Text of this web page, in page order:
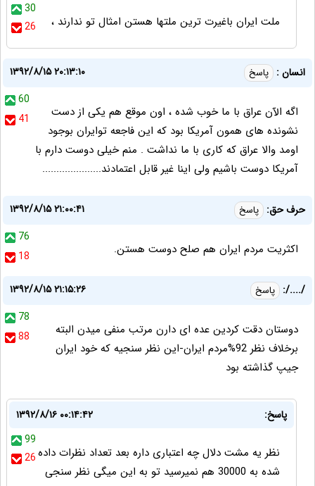
30
26
ملت ایران باغیرت ترین ملتها هستن امثال تو ندارند ،
انسان : پاسخ
۱۳۹۲/۸/۱۵ ۲۰:۱۳:۱۰
60
41
اگه الآن عراق با ما خوب شده ، اون موقع هم یکی از دست
نشونده های همون آمریکا بود که این فاجعه توایران بوجود
اومد والا عراق که کاری با ما نداشت . منم خیلی دوست دارم با
آمریکا دوست باشیم ولی اینا غیر قابل اعتمادند.....................
حرف حق: پاسخ
۱۳۹۲/۸/۱۵ ۲۱:۰۰:۴۱
76
18
اکثریت مردم ایران هم صلح دوست هستن.
/..../: پاسخ
۱۳۹۲/۸/۱۵ ۲۱:۱۵:۲۶
78
88
دوستان دقت کردین عده ای دارن مرتب منفی میدن البته
برخلاف نظر 92%مردم ایران-این نظر سنجیه که خود ایران
جیپ گذاشته بود
پاسخ:
۱۳۹۲/۸/۱۶ ۰۰:۱۴:۴۲
99
26نظر یه مشت دلال چه اعتباری داره بعد تعداد نظرات داده
شده به 30000 هم نمیرسید تو به این میگی نظر سنجی